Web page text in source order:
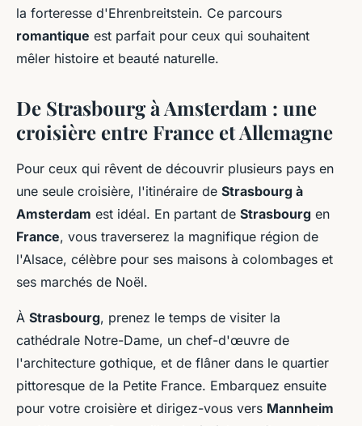
la forteresse d'Ehrenbreitstein. Ce parcours
romantique est parfait pour ceux qui souhaitent
mêler histoire et beauté naturelle.
De Strasbourg à Amsterdam : une
croisière entre France et Allemagne
Pour ceux qui rêvent de découvrir plusieurs pays en
une seule croisière, l'itinéraire de Strasbourg à
Amsterdam est idéal. En partant de Strasbourg en
France, vous traverserez la magnifique région de
l'Alsace, célèbre pour ses maisons à colombages et
ses marchés de Noël.
À Strasbourg, prenez le temps de visiter la
cathédrale Notre-Dame, un chef-d'œuvre de
l'architecture gothique, et de flâner dans le quartier
pittoresque de la Petite France. Embarquez ensuite
pour votre croisière et dirigez-vous vers Mannheim